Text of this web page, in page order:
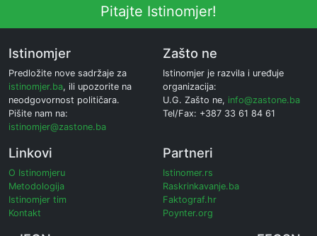
Pitajte Istinomjer!
Istinomjer
Predložite nove sadržaje za
istinomjer.ba, ili upozorite na
neodgovornost političara.
Pišite nam na:
istinomjer@zastone.ba
Zašto ne
Istinomjer je razvila i uređuje
organizacija:
U.G. Zašto ne, info@zastone.ba
Tel/Fax: +387 33 61 84 61
Linkovi
O Istinomjeru
Metodologija
Istinomjer tim
Kontakt
Partneri
Istinomer.rs
Raskrinkavanje.ba
Faktograf.hr
Poynter.org